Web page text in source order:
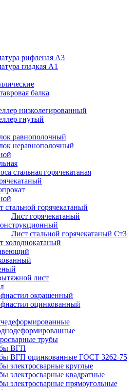
рифленая А3
гладкая А1
балка
низколегированный
гнутый
равнополочный
неравнополочный
стальная горячекатаная
стальной горячекатаный
Лист горячекатаный
Лист стальной горячекатаный Ст3
холоднокатаный
лист
окрашенный
оцинкованный
трубы
ВГП
ВГП оцинкованные ГОСТ 3262-75
электросварные круглые
электросварные квадратные
электросварные прямоугольные